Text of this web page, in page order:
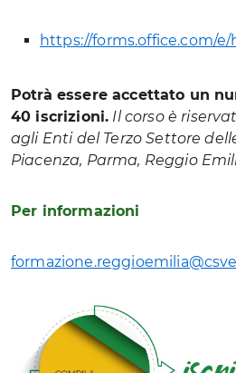
https://forms.office.com/e/
Potrà essere accettato un
40 iscrizioni. Il corso è
agli Enti del Terzo Settore
Piacenza, Parma, Reggio
Per informazioni